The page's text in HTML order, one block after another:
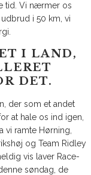
tid. Vi nærmer os
i 50 km, vi
I LAND,
DET.
der som et andet
at hale os ind igen,
vi ramte Hørning,
og Team Ridley
vis laver Race-
søndag, de